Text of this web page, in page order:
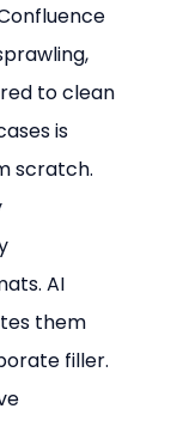
to clean
is
scratch.
AI
them
filler.